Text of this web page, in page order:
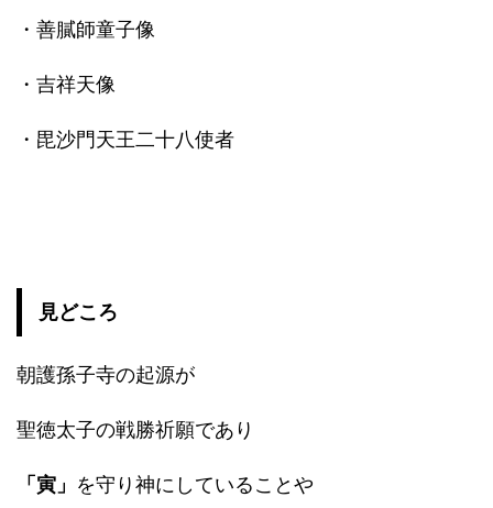
・善膩師童子像
・吉祥天像
・毘沙門天王二十八使者
見どころ
朝護孫子寺の起源が
聖徳太子の戦勝祈願であり
「寅」 を守り神にしていることや